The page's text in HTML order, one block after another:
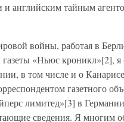
и английским тайным
войны, работая в
газеты «Ньюс кроникл»[2], я
в том числе и о
газетного
лимитед»[3] в
сведения. Я многим